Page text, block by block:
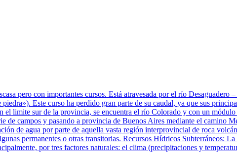
pero con importantes cursos. Está atravesada por el río
Este curso ha perdido gran parte de su caudal, ya que sus
limite sur de la provincia, se encuentra el río Colorado y con un
de campos y pasando a provincia de Buenos Aires mediante el camino
de agua por parte de aquella vasta región interprovincial de roca
permanentes o otras transitorias. Recursos Hídricos Subterráneos:
por tres factores naturales: el clima (precipitaciones y